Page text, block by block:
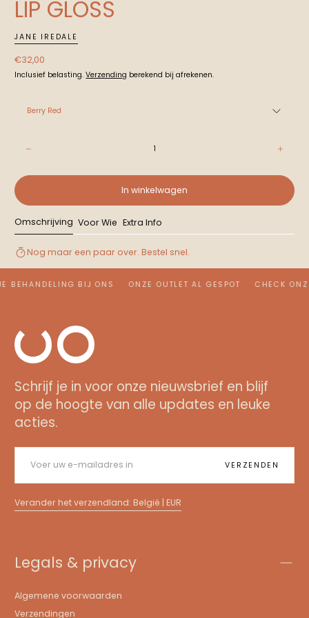
LIP GLOSS
JANE IREDALE
Normale
prijs
€32,00
Inclusief belasting.Verzending berekend bij afrekenen.
Berry Red
In winkelwagen
Omschrijving Voor Wie Extra Info
Nog maar een paar over. Bestel snel.
BEHANDELING BIJ ONS ONZE OUTLET AL GESPOT CHECK
Skin
Company
Schrijf je in voor onze nieuwsbrief en blijf
op de hoogte van alle updates en leuke
acties.
E-
VERZENDEN
Verander het verzendland: België | EUR
Legals & privacy
Algemene voorwaarden
Verzendingen